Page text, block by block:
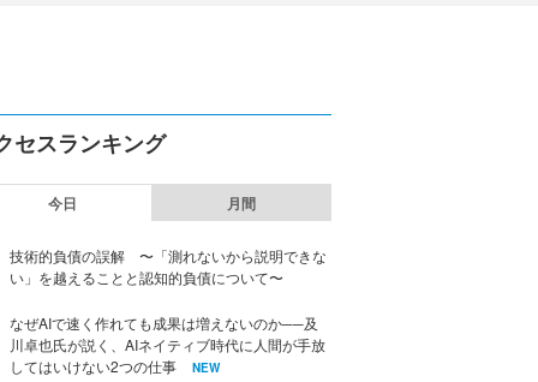
セスランキング
今日 月間
技術的負債の誤解 〜「測れないから説明できな
い」を越えることと認知的負債について〜
なぜAIで速く作れても成果は増えないのか──及
川卓也氏が説く、AIネイティブ時代に人間が手放
してはいけない2つの仕事
NEW